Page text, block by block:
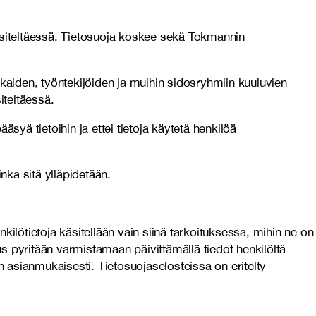
Tietosuoja koskee sekä Tokmannin
työntekijöiden ja muihin sidosryhmiin kuuluvien
tietoihin ja ettei tietoja käytetä henkilöä
sitä ylläpidetään.
käsitellään vain siinä tarkoituksessa, mihin ne on
pyritään varmistamaan päivittämällä tiedot henkilöltä
Tietosuojaselosteissa on eritelty